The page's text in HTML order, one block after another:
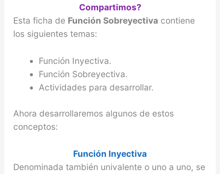
Compartimos?
Esta ficha de Función Sobreyectiva contiene
los siguientes temas:
Función Inyectiva.
Función Sobreyectiva.
Actividades para desarrollar.
Ahora desarrollaremos algunos de estos
conceptos:
Función Inyectiva
Denominada también univalente o uno a uno, se